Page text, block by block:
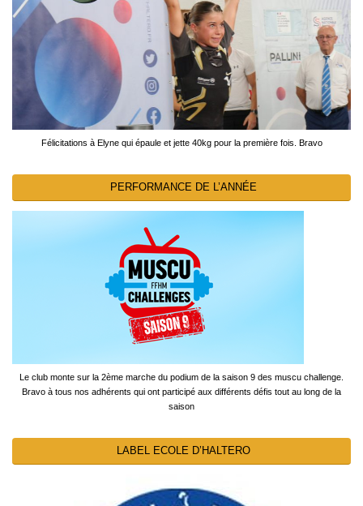
Félicitations à Elyne qui épaule et jette 40kg pour la première fois. Bravo
PERFORMANCE DE L’ANNÉE
Le club monte sur la 2ème marche du podium de la saison 9 des muscu challenge.
Bravo à tous nos adhérents qui ont participé aux différents défis tout au long de la
saison
LABEL ECOLE D’HALTERO